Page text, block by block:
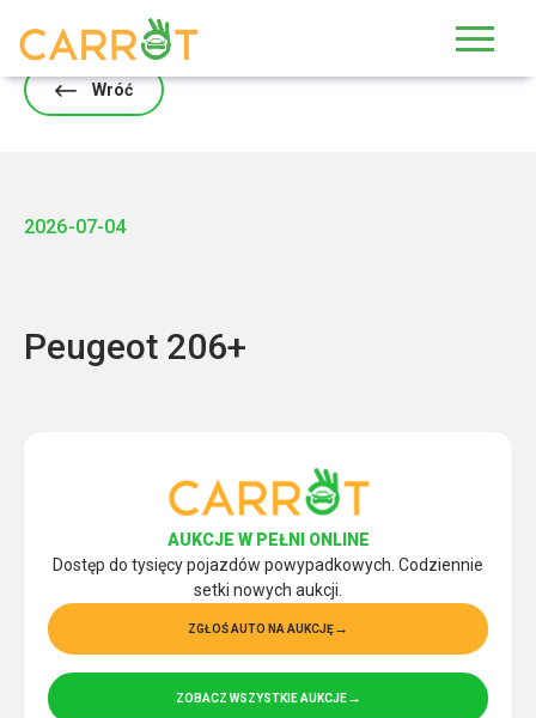
Wróć
2026-07-04
Peugeot 206+
AUKCJE W PEŁNI ONLINE
Dostęp do tysięcy pojazdów powypadkowych. Codziennie
setki nowych aukcji.
ZGŁOŚ AUTO NA AUKCJĘ
ZOBACZ WSZYSTKIE AUKCJE